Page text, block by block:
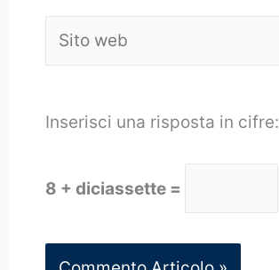
web
Inserisci una risposta in cifre:
8 + diciassette =